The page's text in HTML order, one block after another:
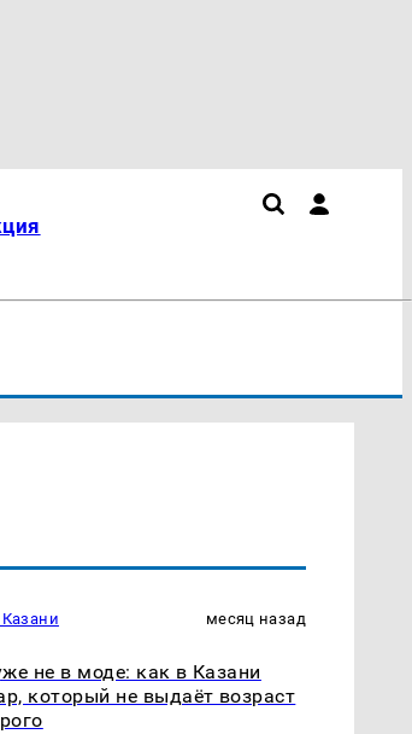
месяц назад
не в моде: как в Казани
который не выдаёт возраст